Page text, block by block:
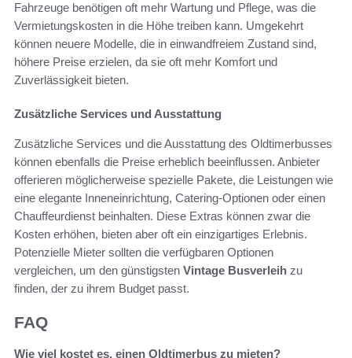
Fahrzeuge benötigen oft mehr Wartung und Pflege, was die
Vermietungskosten in die Höhe treiben kann. Umgekehrt
können neuere Modelle, die in einwandfreiem Zustand sind,
höhere Preise erzielen, da sie oft mehr Komfort und
Zuverlässigkeit bieten.
Zusätzliche Services und Ausstattung
Zusätzliche Services und die Ausstattung des Oldtimerbusses
können ebenfalls die Preise erheblich beeinflussen. Anbieter
offerieren möglicherweise spezielle Pakete, die Leistungen wie
eine elegante Inneneinrichtung, Catering-Optionen oder einen
Chauffeurdienst beinhalten. Diese Extras können zwar die
Kosten erhöhen, bieten aber oft ein einzigartiges Erlebnis.
Potenzielle Mieter sollten die verfügbaren Optionen
vergleichen, um den günstigsten Vintage Busverleih zu
finden, der zu ihrem Budget passt.
FAQ
Wie viel kostet es, einen Oldtimerbus zu mieten?